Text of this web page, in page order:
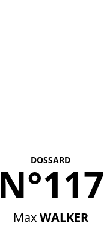
DOSSARD
N°117
Max WALKER